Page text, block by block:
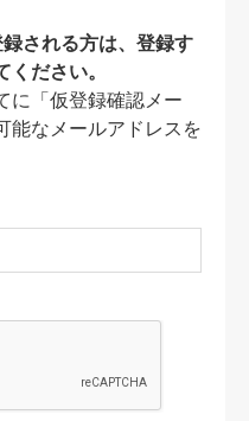
される方は、登録す
ださい。
に「仮登録確認メー
能なメールアドレスを